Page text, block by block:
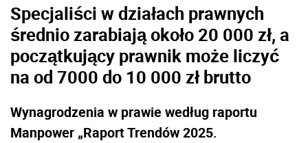
Specjaliści w działach prawnych
średnio zarabiają około 20 000 zł, a
początkujący prawnik może liczyć
na od 7000 do 10 000 zł brutto
Wynagrodzenia w prawie według raportu
Manpower „Raport Trendów 2025.